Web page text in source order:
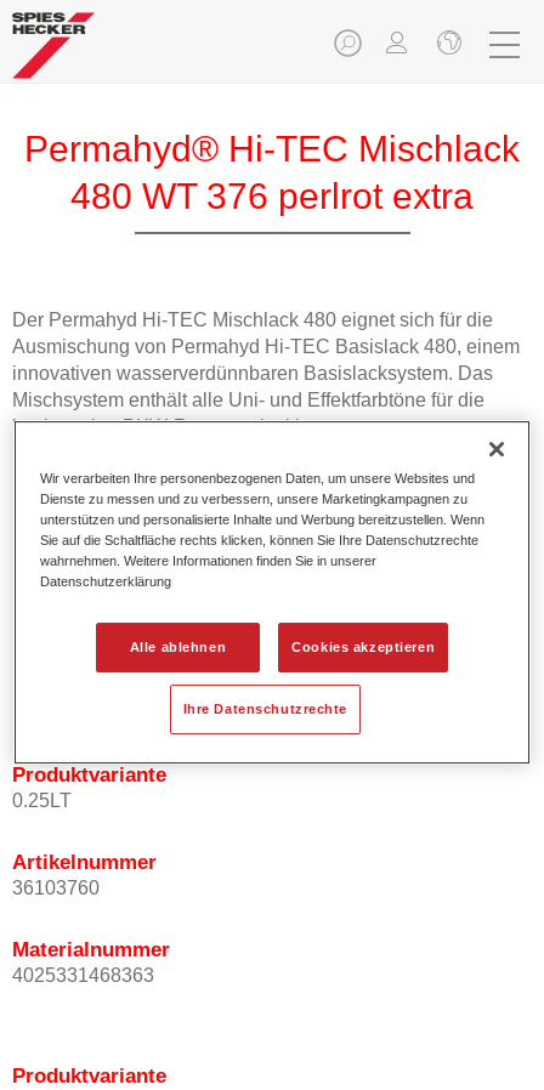
Permahyd® Hi-TEC Mischlack
480 WT 376 perlrot extra
Der Permahyd Hi-TEC Mischlack 480 eignet sich für die
Ausmischung von Permahyd Hi-TEC Basislack 480, einem
innovativen wasserverdünnbaren Basislacksystem. Das
Mischsystem enthält alle Uni- und Effektfarbtöne für die
hochwertige PKW-Reparaturlackierung.
Produktmerkmale
Einfach und schnell zu verarbeiten.
Bietet eine hohe Farbtongenauigkeit und gleichmäßige
Effektausrichtung.
Fördert kurze Prozesszeiten.
Ermöglicht einfaches und sicheres Einlackieren.
Kann variabel eingesetzt werden, z.B. für Innenraum-,
Mehrschicht- und Mehrfarbenlackierungen.
Produktvariante
0.25LT
Artikelnummer
36103760
Materialnummer
4025331468363
Produktvariante
Wir verarbeiten Ihre personenbezogenen Daten, um unsere Websites und
Dienste zu messen und zu verbessern, unsere Marketingkampagnen zu
unterstützen und personalisierte Inhalte und Werbung bereitzustellen. Wenn
Sie auf die Schaltfläche rechts klicken, können Sie Ihre Datenschutzrechte
wahrnehmen. Weitere Informationen finden Sie in unserer
Datenschutzerklärung
Alle ablehnen Cookies akzeptieren
Ihre Datenschutzrechte